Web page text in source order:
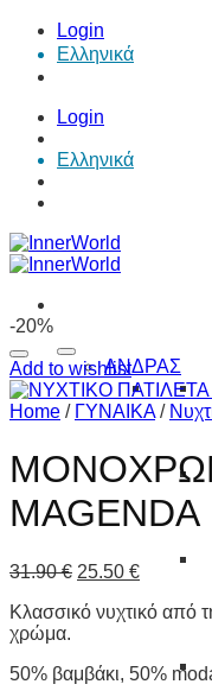
Skip
content
Login
Ελληνικά
Login
Ελληνικά
ΑΝΔΡΑΣ
-20%
Add to wishlist
Home / ΓΥΝΑΙΚΑ /
MAGENDA
31.90€ 25.50 €
Κλασσικό νυχτικό από
χρώμα.
50% βαμβάκι, 50%